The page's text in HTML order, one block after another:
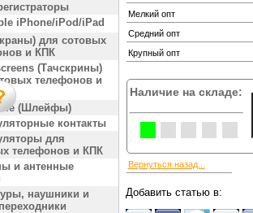
iPhone/iPod/iPad
для сотовых
и КПК
(Тачскрины)
телефонов и
(Шлейфы)
контакты
для
телефонов и КПК
и антенные
наушники и
Мелкий опт
Средний опт
Крупный опт
Наличие на складе:
Вернуться назад...
Добавить статью в: